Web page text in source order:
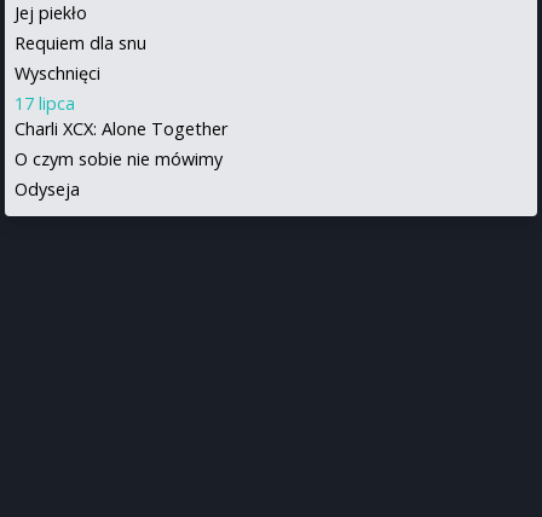
Jej piekło
Requiem dla snu
Wyschnięci
17 lipca
Charli XCX: Alone Together
O czym sobie nie mówimy
Odyseja